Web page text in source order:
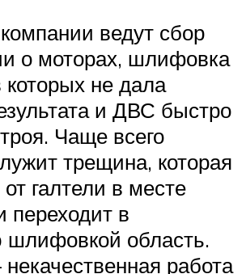
ведут сбор
о моторах, шлифовка
которых не дала
и ДВС быстро
Чаще всего
трещина, которая
галтели в месте
переходит в
шлифовкой область.
работа